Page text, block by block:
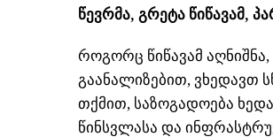
წევრმა, გრეტა წიწავამ,
როგორც წიწავამ
გაანალიზებით, ვხედავთ
თქმით, საზოგადოება
წინსვლასა და